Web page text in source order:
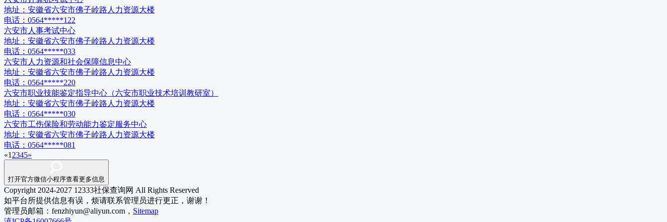
地址： 安徽省六安市佛子岭路人力资源大楼
电话： 0564*****122
六安市人事考试中心
地址： 安徽省六安市佛子岭路人力资源大楼
电话： 0564*****033
六安市人力资源和社会保障信息中心
地址： 安徽省六安市佛子岭路人力资源大楼
电话： 0564*****220
六安市职业技能鉴定指导中心（六安市职业技术培训教研室）
地址： 安徽省六安市佛子岭路人力资源大楼
电话： 0564*****030
六安市工伤保险和劳动能力鉴定服务中心
地址： 安徽省六安市佛子岭路人力资源大楼
电话： 0564*****081
«1 2345»
打开官方微信小程序查看更多信息
Copyright 2024-2027 12333社保查询网 All Rights Reserved
如平台所提供信息有误，烦请联系管理员进行更正，谢谢！
管理员邮箱：fenzhiyun@aliyun.com， Sitemap